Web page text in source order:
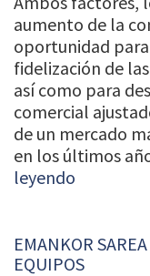
aumento de la
oportunidad
fidelización de
así como para
comercial
de un mercado
en los últimos
leyendo
EMANKOR
EQUIPOS